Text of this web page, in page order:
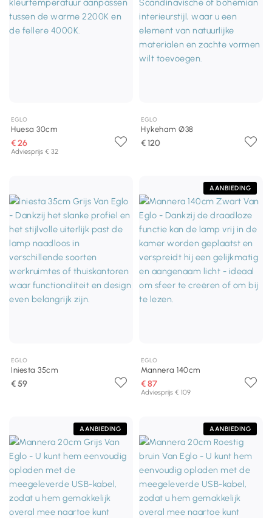
EGLO
Huesa 30cm
€ 26
Adviesprijs € 32
EGLO
Hykeham Ø38
€ 120
EGLO
Iniesta 35cm
€ 59
AANBIEDING
EGLO
Mannera 140cm
€ 87
Adviesprijs € 109
AANBIEDING AANBIEDING